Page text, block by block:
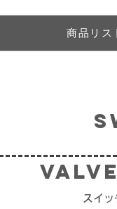
商品リス
スイッ